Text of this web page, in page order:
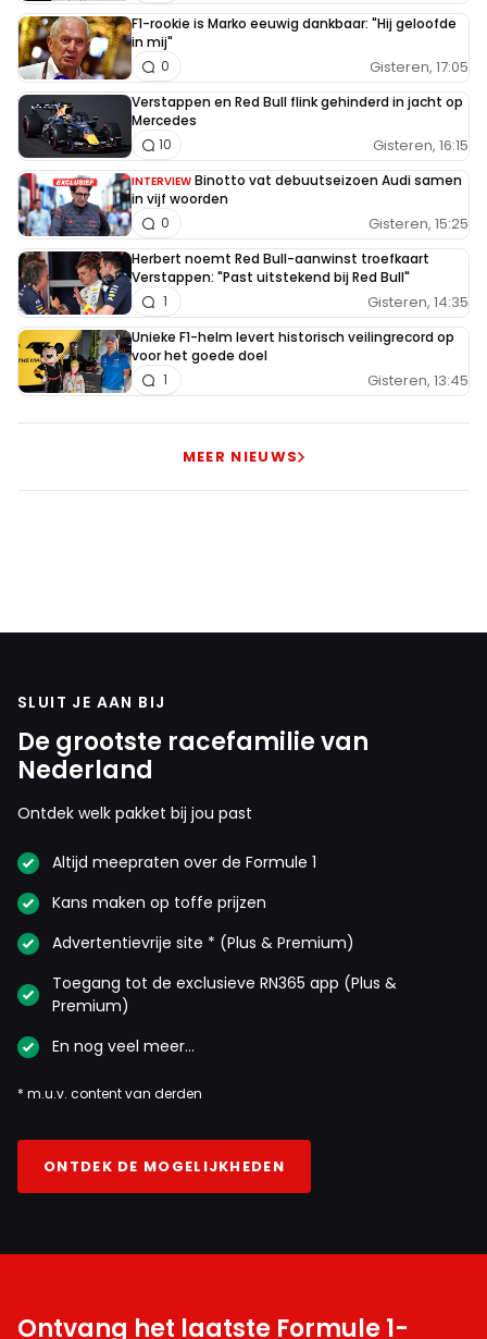
F1-rookie is Marko eeuwig dankbaar: "Hij geloofde
in mij"
Gisteren, 17:05
0
Verstappen en Red Bull flink gehinderd in jacht op
Mercedes
Gisteren, 16:15
10
INTERVIEW Binotto vat debuutseizoen Audi samen
in vijf woorden
Gisteren, 15:25
0
Herbert noemt Red Bull-aanwinst troefkaart
Verstappen: "Past uitstekend bij Red Bull"
Gisteren, 14:35
1
Unieke F1-helm levert historisch veilingrecord op
voor het goede doel
Gisteren, 13:45
1
MEER NIEUWS
SLUIT JE AAN BIJ
De grootste racefamilie van
Nederland
Ontdek welk pakket bij jou past
Altijd meepraten over de Formule 1
Kans maken op toffe prijzen
Advertentievrije site * (Plus & Premium)
Toegang tot de exclusieve RN365 app (Plus &
Premium)
En nog veel meer…
* m.u.v. content van derden
ONTDEK DE MOGELIJKHEDEN
Ontvang het laatste Formule 1-